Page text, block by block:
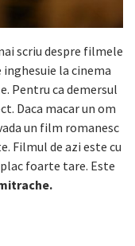
scriu despre filmele
la cinema
Pentru ca demersul
Daca macar un om
un film romanesc
Filmul de azi este cu
foarte tare. Este